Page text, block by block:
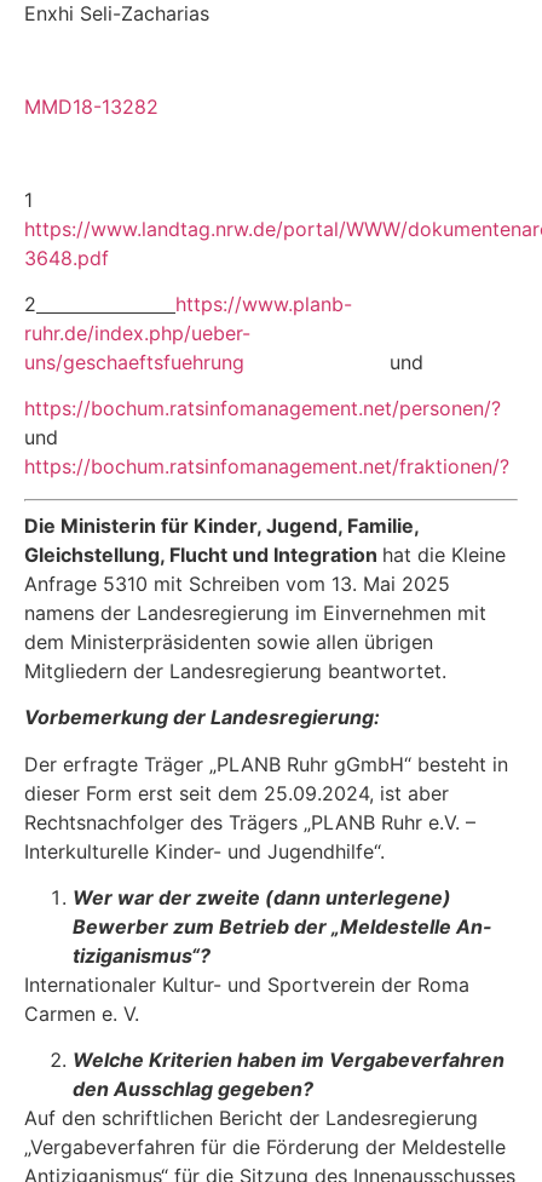
Enxhi Seli-Zacharias
MMD18-13282
1
https://www.landtag.nrw.de/portal/WWW/
3648.pdf
2
https://www.planb-
ruhr.de/index.php/ueber-
uns/geschaeftsfuehrung und
https://bochum.ratsinfomanagement.net/personen/?
und
https://bochum.ratsinfomanagement.net/fraktionen/?
Die Ministerin für Kinder, Jugend, Familie,
Gleichstellung, Flucht und Integration hat die Kleine
Anfrage 5310 mit Schreiben vom 13. Mai 2025
namens der Landesregierung im Ein­vernehmen mit
dem Ministerpräsidenten sowie allen übrigen
Mitgliedern der Landesregierung beantwortet.
Vorbemerkung der Landesregierung:
Der erfragte Träger „PLANB Ruhr gGmbH“ besteht in
dieser Form erst seit dem 25.09.2024, ist aber
Rechtsnachfolger des Trägers „PLANB Ruhr e.V. –
Interkulturelle Kinder- und Jugend­hilfe“.
Wer war der zweite (dann unterlegene)
Bewerber zum Betrieb der „Meldestelle An-
tiziganismus“?
Internationaler Kultur- und Sportverein der Roma
Carmen e. V.
Welche Kriterien haben im Vergabeverfahren
den Ausschlag gegeben?
Auf den schriftlichen Bericht der Landesregierung
„Vergabeverfahren für die Förderung der Meldestelle
Antiziganismus“ für die Sitzung des Innenausschusses